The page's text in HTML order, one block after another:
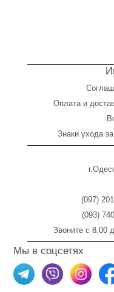
Оплатаи
Знаки ухода
(097)
(093)
Звоните с 8.00
Мы в соцсетях